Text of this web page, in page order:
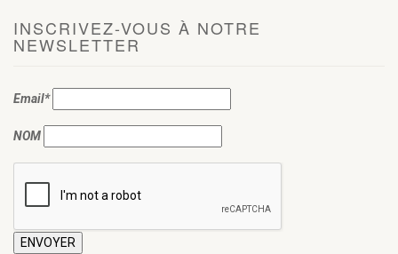
INSCRIVEZ-VOUS À NOTRE
NEWSLETTER
Email*
NOM